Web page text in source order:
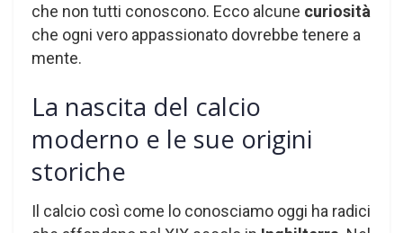
che non tutti conoscono. Ecco alcune curiosità
che ogni vero appassionato dovrebbe tenere a
mente.
La nascita del calcio
moderno e le sue origini
storiche
Il calcio così come lo conosciamo oggi ha radici